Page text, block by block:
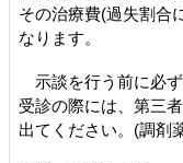
その治療費(過失割合
なります。
示談を行う前に必
受診の際には、第三
出てください。(調剤